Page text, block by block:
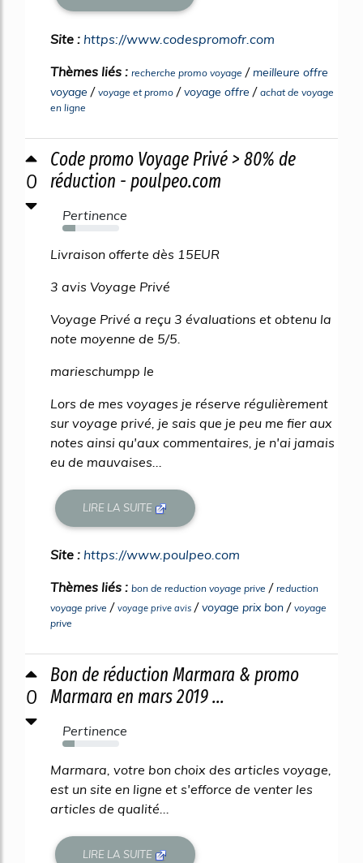
Site : https://www.codespromofr.com
Thèmes liés : recherche promo voyage /meilleure offre
voyage / voyage et promo /voyage offre / achat de voyage
en ligne
0
Code promo Voyage Privé > 80% de
réduction - poulpeo.com
Pertinence
23%
Livraison offerte dès 15EUR
3 avis Voyage Privé
Voyage Privé a reçu 3 évaluations et obtenu la
note moyenne de 5/5.
marieschumpp le
Lors de mes voyages je réserve régulièrement
sur voyage privé, je sais que je peu me fier aux
notes ainsi qu'aux commentaires, je n'ai jamais
eu de mauvaises...
LIRE LA SUITE
Site : https://www.poulpeo.com
Thèmes liés : bon de reduction voyage prive / reduction
voyage prive / voyage prive avis /voyage prix bon / voyage
prive
0
Bon de réduction Marmara & promo
Marmara en mars 2019 ...
Pertinence
22%
Marmara, votre bon choix des articles voyage,
est un site en ligne et s'efforce de venter les
articles de qualité...
LIRE LA SUITE